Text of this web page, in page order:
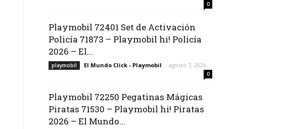
0
Playmobil 72401 Set de Activación
Policía 71873 – Playmobil hi! Policía
2026 – El...
playmobil El Mundo Click - Playmobil - agosto 7, 2026
0
Playmobil 72250 Pegatinas Mágicas
Piratas 71530 – Playmobil hi! Piratas
2026 – El Mundo...